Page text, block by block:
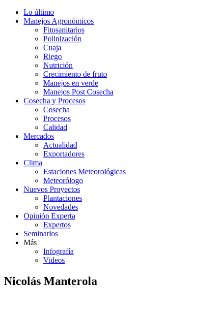
Lo último
Manejos Agronómicos
Fitosanitarios
Polinización
Cuaja
Riego
Nutrición
Crecimiento de fruto
Manejos en verde
Manejos Post Cosecha
Cosecha y Procesos
Cosecha
Procesos
Calidad
Mercados
Actualidad
Exportadores
Clima
Estaciones Meteorológicas
Meteorólogo
Nuevos Proyectos
Plantaciones
Novedades
Opinión Experta
Expertos
Seminarios
Más
Infografía
Videos
Nicolás Manterola